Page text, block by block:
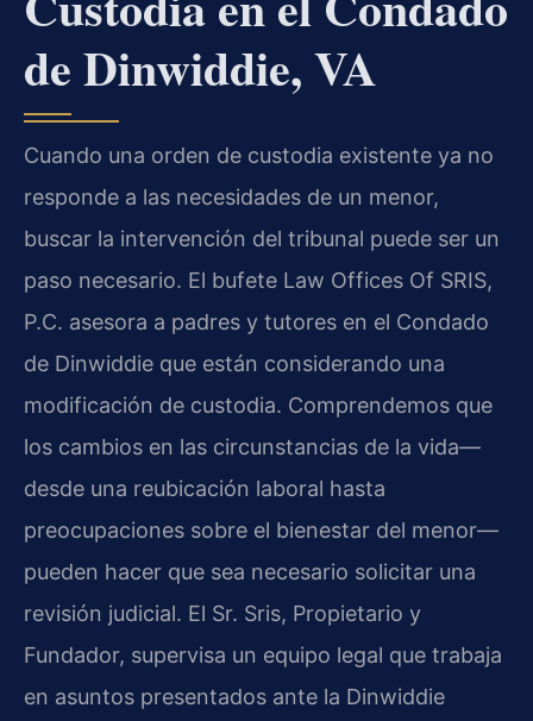
de Dinwiddie, VA
Cuando una orden de custodia existente ya no
responde a las necesidades de un menor,
buscar la intervención del tribunal puede ser un
paso necesario. El bufete Law Offices Of SRIS,
P.C. asesora a padres y tutores en el Condado
de Dinwiddie que están considerando una
modificación de custodia. Comprendemos que
los cambios en las circunstancias de la vida—
desde una reubicación laboral hasta
preocupaciones sobre el bienestar del menor—
pueden hacer que sea necesario solicitar una
revisión judicial. El Sr. Sris, Propietario y
Fundador, supervisa un equipo legal que trabaja
en asuntos presentados ante la Dinwiddie